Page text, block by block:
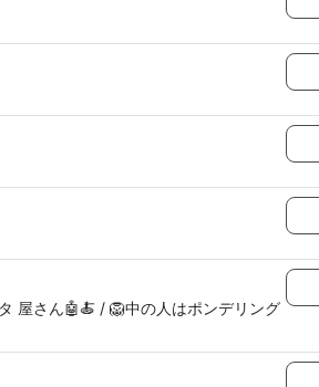
屋さん🤖🍝 / 🦁中の人はポンデリング